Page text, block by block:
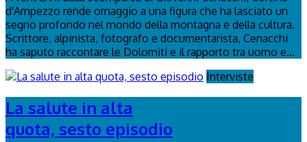
d'Ampezzo rende omaggio a una figura che ha lasciato un
segno profondo nel mondo della montagna e della cultura.
Scrittore, alpinista, fotografo e documentarista, Cenacchi
ha saputo raccontare le Dolomiti e il rapporto tra uomo e...
Interviste
La salute in alta
quota, sesto episodio